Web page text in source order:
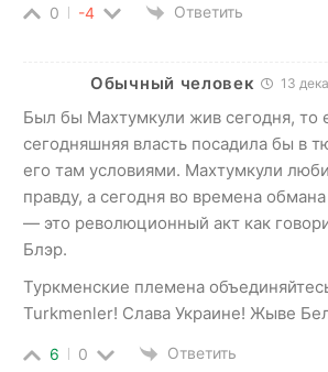
0 -4 Ответить
Обычный человек 13
Был бы Махтумкули жив сегодня, то
сегодняшняя власть посадила бы в
его там условиями. Махтумкули
правду, а сегодня во времена
— это революционный акт как
Блэр.
Туркменские племена
Turkmenler! Слава Украине! Жыве
6 0 Ответить